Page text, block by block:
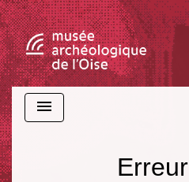
menu